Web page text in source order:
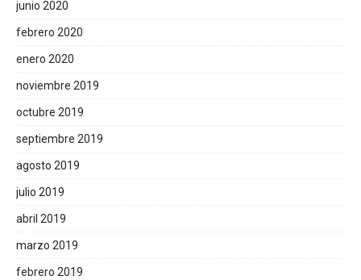
junio 2020
febrero 2020
enero 2020
noviembre 2019
octubre 2019
septiembre 2019
agosto 2019
julio 2019
abril 2019
marzo 2019
febrero 2019